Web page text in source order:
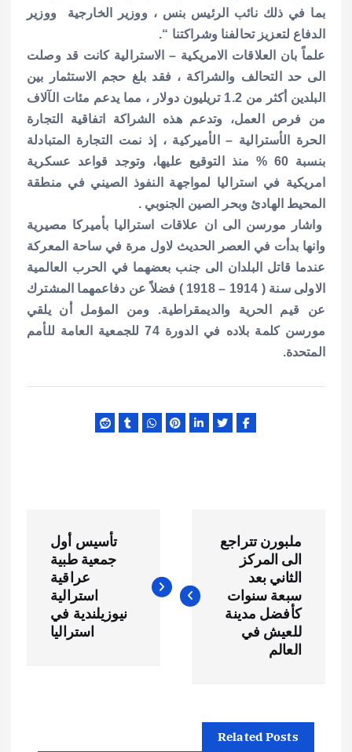
بما في ذلك نائب الرئيس بنس ، ووزير الخارجية ووزير
الدفاع لتعزيز تحالفنا وشراكتنا “.
علماً بان العلاقات الامريكية – الاسترالية كانت قد وصلت
الى حد التحالف والشراكة ، فقد بلغ حجم الاستثمار بين
البلدين أكثر من 1.2 تريليون دولار ، مما يدعم مئات الآلاف
من فرص العمل، وتدعم هذه الشراكة اتفاقية التجارة
الحرة الأسترالية – الأميركية ، إذ نمت التجارة المتبادلة
بنسبة 60 % منذ التوقيع عليها، وتوجد قواعد عسكرية
امريكية في استراليا لمواجهة النفوذ الصيني في منطقة
المحيط الهادئ وبحر الصين الجنوبي .
واشار مورسن الى ان علاقات استراليا بأميركا مصيرية
وانها بدأت في العصر الحديث لاول مرة في ساحة المعركة
عندما قاتل البلدان الى جنب بعضهما في الحرب العالمية
الاولى سنة ( 1914 – 1918 ) فضلاً عن دفاعمهما المشترك
عن قيم الحرية والديمقراطية. ومن المؤمل أن يلقي
مورسن كلمة بلاده في الدورة 74 للجمعية العامة للأمم
المتحدة.
ص
ملبورن تتراجع
الى المركز
الثاني بعد
سبعة سنوات
كأفضل مدينة
للعيش في
العالم
تأسيس أول
جمعية طبية
عراقية
استرالية
نيوزيلندية في
استراليا
Related Posts